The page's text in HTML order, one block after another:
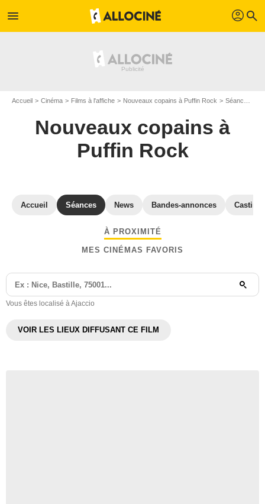
menu profil search
Accueil Cinéma Films à l'affiche Nouveaux copains à Puffin Rock Séances "Nouveaux copains à Puffin Rock" Corse-du-Sud
Nouveaux copains à
Puffin Rock
Accueil Séances News Bandes-annonces Casting
À PROXIMITÉ
MES CINÉMAS FAVORIS
Vous êtes localisé à Ajaccio
VOIR LES LIEUX DIFFUSANT CE FILM